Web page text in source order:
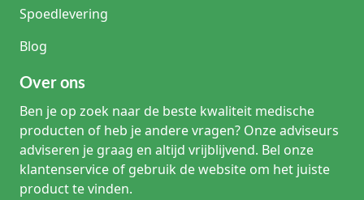
Spoedlevering
Blog
Over ons
Ben je op zoek naar de beste kwaliteit medische
producten of heb je andere vragen? Onze adviseurs
adviseren je graag en altijd vrijblijvend. Bel onze
klantenservice of gebruik de website om het juiste
product te vinden.